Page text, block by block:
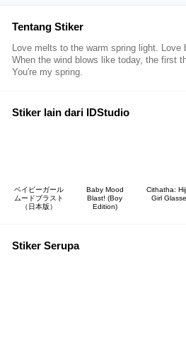
Tentang Stiker
Love melts to the warm spring light. Love
When the wind blows like today, the first
You're my spring.
Stiker lain dari IDStudio
ベイビーガール
ムードブラスト
（日本版）
Baby Mood
Blast! (Boy
Edition)
Cithatha:
Girl
Stiker Serupa